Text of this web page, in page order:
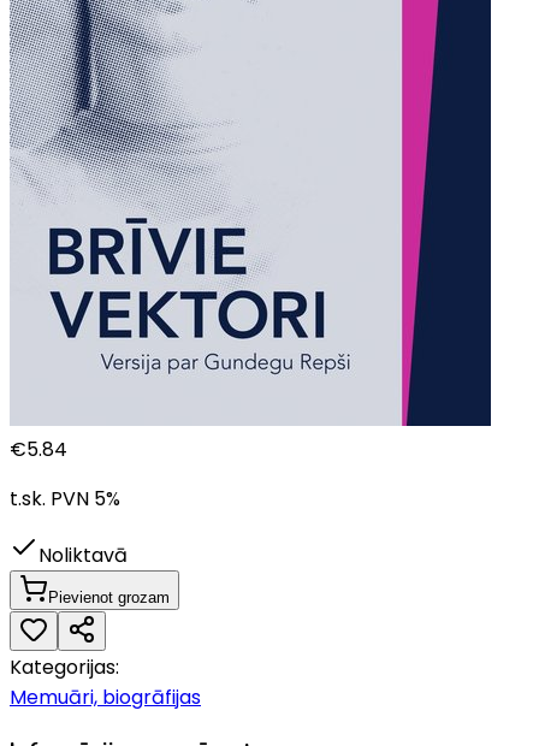
€5.84
t.sk. PVN 5%
Noliktavā
Pievienot grozam
Kategorijas:
Memuāri, biogrāfijas